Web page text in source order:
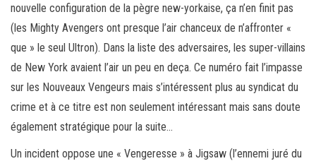
nouvelle configuration de la pègre new-yorkaise, ça n’en finit pas
(les Mighty Avengers ont presque l’air chanceux de n’affronter «
que » le seul Ultron). Dans la liste des adversaires, les super-villains
de New York avaient l’air un peu en deça. Ce numéro fait l’impasse
sur les Nouveaux Vengeurs mais s’intéressent plus au syndicat du
crime et à ce titre est non seulement intéressant mais sans doute
également stratégique pour la suite…
Un incident oppose une « Vengeresse » à Jigsaw (l’ennemi juré du